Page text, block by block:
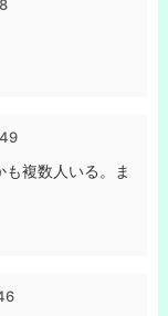
複数人いる。ま